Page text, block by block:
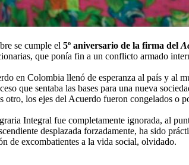
se cumple el 5º aniversario de la firma del
que ponía fin a un conflicto armado
en Colombia llenó de esperanza al país y al
que sentaba las bases para una nueva
otro, los ejes del Acuerdo fueron congelados o
Integral fue completamente ignorada, al
desplazada forzadamente, ha sido
de excombatientes a la vida social, olvidado.